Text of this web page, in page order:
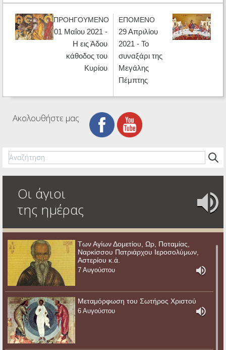
ΠΡΟΗΓΟΥΜΕΝΟ
01 Μαΐου 2021 -
H εις Άδου
κάθοδος του
Κυρίου
ΕΠΟΜΕΝΟ
29 Απριλίου
2021 - Το
συναξάρι της
Μεγάλης
Πέμπτης
Ακολουθήστε μας
Οι άγιοι
της ημέρας
Των Αγίων Δομετίου, Ωρ, Ποταμίας,
Ναρκίσσου Πατριάρχου Ιεροσολύμων,
Αστερίου κ.ά.
7 Αυγούστου
Μεταμόρφωση του Σωτήρος Χριστού
6 Αυγούστου